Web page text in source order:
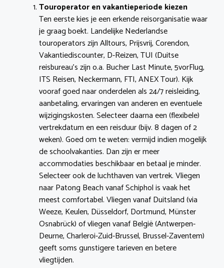
Touroperator en vakantieperiode kiezen
Ten eerste kies je een erkende reisorganisatie waar
je graag boekt. Landelijke Nederlandse
touroperators zijn Alltours, Prijsvrij, Corendon,
Vakantiediscounter, D-Reizen, TUI (Duitse
reisbureau’s zijn o.a. Bucher Last Minute, 5vorFlug,
ITS Reisen, Neckermann, FTI, ANEX Tour). Kijk
vooraf goed naar onderdelen als 24/7 reisleiding,
aanbetaling, ervaringen van anderen en eventuele
wijzigingskosten. Selecteer daarna een (flexibele)
vertrekdatum en een reisduur (bijv. 8 dagen of 2
weken). Goed om te weten: vermijd indien mogelijk
de schoolvakanties. Dan zijn er meer
accommodaties beschikbaar en betaal je minder.
Selecteer ook de luchthaven van vertrek. Vliegen
naar Patong Beach vanaf Schiphol is vaak het
meest comfortabel. Vliegen vanaf Duitsland (via
Weeze, Keulen, Düsseldorf, Dortmund, Münster
Osnabrück) of vliegen vanaf België (Antwerpen-
Deurne, Charleroi-Zuid-Brussel, Brussel-Zaventem)
geeft soms gunstigere tarieven en betere
vliegtijden.